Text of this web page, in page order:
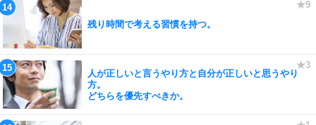
残り時間で考える習慣を持つ。
人が正しいと言うやり方と自分が正しいと思うやり
方。
どちらを優先すべきか。